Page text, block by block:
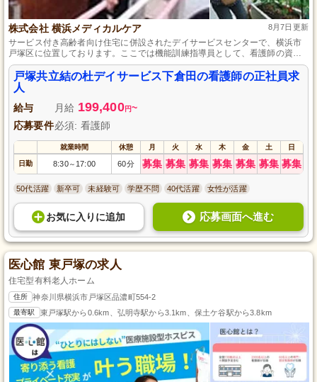
株式会社 横浜メディカルケア 8月7日更新
サービス付き高齢者向け住宅に併設されたデイサービスセンターで、横浜市
戸塚区に位置しております。ここでは機能訓練指導員として、看護師の資格
を活かし、運動指導やリハビリテーションなど多様なサポートを提供しま
す。未経験でも入社後正社員として働けるため、看護師として新たなキャリ
アを築きたい方には最適な環境です。
戸塚共立結の杜デイサービス下倉田の看護師の正社員求
人
給与 月給 199,400円~
応募要件必須: 看護師
就業時間 休憩 月 火 水 木 金 土 日
日勤 8:30～ 17:00 60分 募集 募集 募集 募集 募集 募集 募集
50代活躍 新卒可 未経験可 学歴不問 40代活躍 女性が活躍
お気に入り に追加 応募画面へ進む
医心館 東戸塚の求人
住宅型有料老人ホーム
住所 神奈川県横浜市戸塚区品濃町554-2
最寄駅 東戸塚駅から0.6km、弘明寺駅から3.1km、保土ケ谷駅から3.8km